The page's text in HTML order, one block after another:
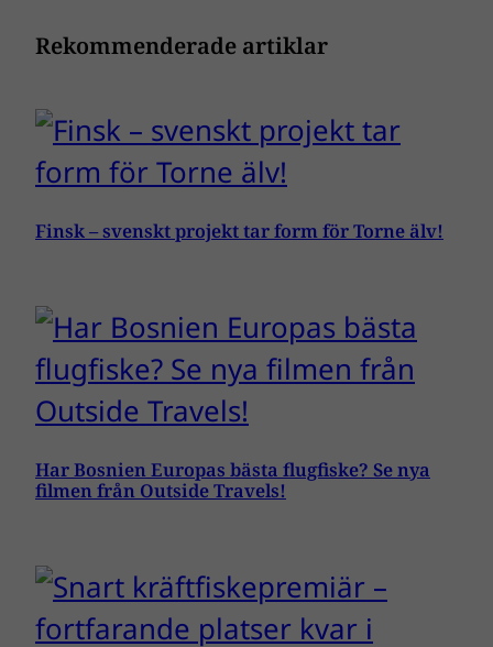
Rekommenderade artiklar
Finsk – svenskt projekt tar form för Torne älv!
Har Bosnien Europas bästa flugfiske? Se nya
filmen från Outside Travels!